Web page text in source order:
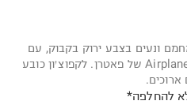
ונעים בצבע ירוק בקבוק, עם
הדפס לוגו חתום מדרופ Airplane Mode של פאטרן. לקפוצ׳ון כובע
ארוכים.
להחלפה*